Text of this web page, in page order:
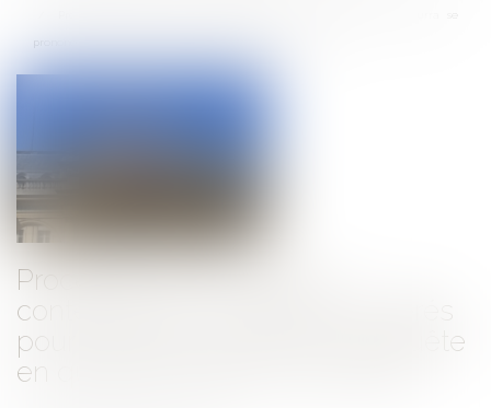
prononcer sur la requête en qualité de juge du principal
Procédure administrative
contentieuse : Le juge des référés
pourra se prononcer sur la requête
en qualité de juge du principal